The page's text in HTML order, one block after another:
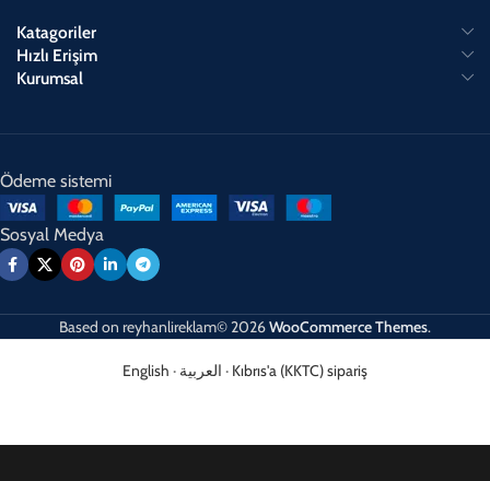
Katagoriler
Hızlı Erişim
Kurumsal
Ödeme sistemi
Sosyal Medya
Based on reyhanlireklam© 2026WooCommerce Themes.
English · العربية · Kıbrıs'a (KKTC) sipariş